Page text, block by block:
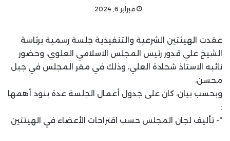
فبراير 6, 2024
عقدت الهيئتين الشرعية والتنفيذية جلسة رسمية برئاسة
الشيخ علي قدور رئيس المجلس الاسلامي العلوي، وحضور
نائبه الاستاذ شحادة العلي، وذلك في مقر المجلس في جبل
محسن،
وبحسب بيان، كان على جدول أعمال الجلسة عدة بنود أهمها
:
“- تأليف لجان المجلس حسب اقتراحات الأعضاء في الهيئتين